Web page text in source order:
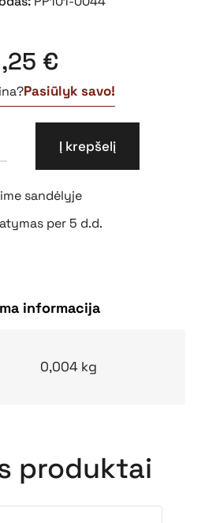
€
Pasiūlyk savo!
Į krepšelį
sandėlyje
per 5 d.d.
informacija
0,004 kg
produktai